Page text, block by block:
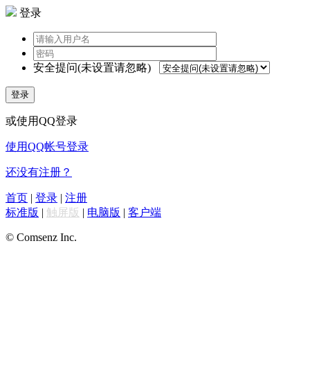
登录
安全提问(未设置请忽略)
登录
或使用QQ登录
使用QQ帐号登录
还没有注册？
首页 | 登录 | 注册
标准版 | 触屏版 | 电脑版 | 客户端
© Comsenz Inc.